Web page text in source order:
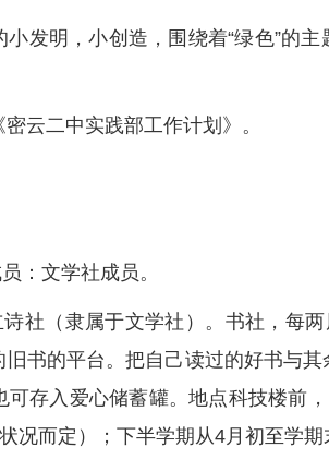
发明，小创造，围绕着“绿色”的
云二中实践部工作计划》。
：文学社成员。
社（隶属于文学社）。书社，每
书的平台。把自己读过的好书与
存入爱心储蓄罐。地点科技楼前
况而定）；下半学期从4月初至学期